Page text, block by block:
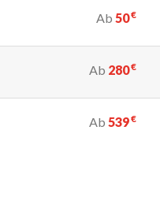
Ab 50€
Ab 280€
Ab 539€